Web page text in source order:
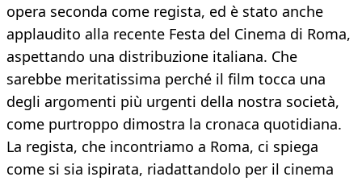
opera seconda come regista, ed è stato anche
applaudito alla recente Festa del Cinema di Roma,
aspettando una distribuzione italiana. Che
sarebbe meritatissima perché il film tocca una
degli argomenti più urgenti della nostra società,
come purtroppo dimostra la cronaca quotidiana.
La regista, che incontriamo a Roma, ci spiega
come si sia ispirata, riadattandolo per il cinema